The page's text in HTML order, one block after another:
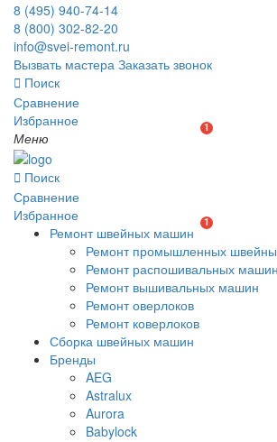
8 (495) 940-74-14
8 (800) 302-82-20
info@svei-remont.ru
Вызвать мастера Заказать звонок
Поиск
Сравнение
Избранное
1
Меню
Поиск
Сравнение
Избранное
1
Ремонт швейных машин
Ремонт промышленных
Ремонт распошивальных машин
Ремонт вышивальных машин
Ремонт оверлоков
Ремонт коверлоков
Сборка швейных машин
Бренды
AEG
Astralux
Aurora
Babylock